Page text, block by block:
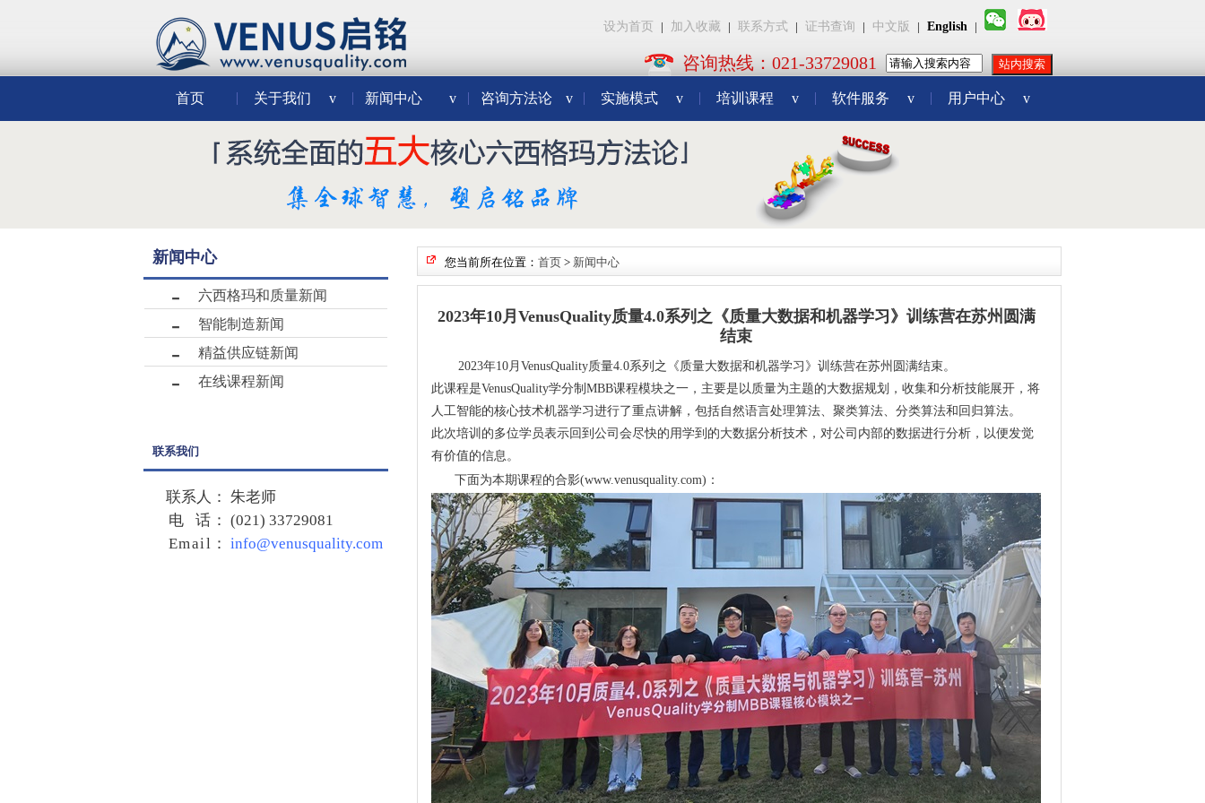
设为首页 | 加入收藏 | 联系方式 | 证书查询 | 中文版 | English |
咨询热线：021-33729081
首页 关于我们 v 新闻中心 v 咨询方法论 v 实施模式 v 培训课程 v 软件服务 v 用户中心 v
新闻中心
六西格玛和质量新闻
智能制造新闻
精益供应链新闻
在线课程新闻
联系我们
联系人： 朱老师
电 话： (021) 33729081
Email ： info@venusquality.com
您当前所在位置： 首页 > 新闻中心
2023年10月VenusQuality质量4.0系列之《质量大数据和机器学习》训练营在苏州圆满
结束
2023年10月VenusQuality质量4.0系列之《质量大数据和机器学习》训练营在苏州圆满结束。
此课程是VenusQuality学分制MBB课程模块之一，主要是以质量为主题的大数据规划，收集和分析技能展开，将
人工智能的核心技术机器学习进行了重点讲解，包括自然语言处理算法、聚类算法、分类算法和回归算法。
此次培训的多位学员表示回到公司会尽快的用学到的大数据分析技术，对公司内部的数据进行分析，以便发觉
有价值的信息。
下面为本期课程的合影(www.venusquality.com)：